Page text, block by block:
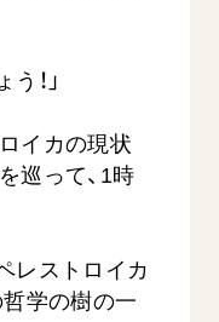
！」
イカの現状
巡って、1時
レストロイカ
哲学の樹の一